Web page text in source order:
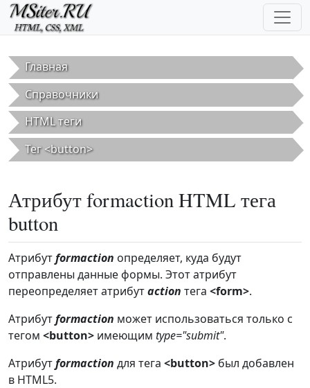
Перейти к основному содержанию
Главная
Справочники
HTML теги
Тег <button>
Атрибут formaction HTML тега
button
Атрибутformaction определяет, куда будут
отправлены данные формы. Этот атрибут
переопределяет атрибутaction тега <form>.
Атрибутformaction может использоваться только с
тегом <button> имеющим type="submit".
Атрибутformaction для тега <button> был добавлен
в HTML5.